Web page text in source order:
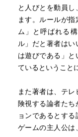
と人びとを動員し
ます。ルールが
ム」と呼ばれる
ル」だと著者は
は遊びである」と
ているということ
また著者は、テ
険視する論者た
ョンであるとする
ゲームの主人公は